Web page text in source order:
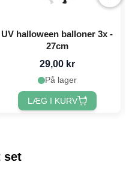
UV halloween balloner 3x -
27cm
29,00 kr
På lager
LÆG I KURV
set